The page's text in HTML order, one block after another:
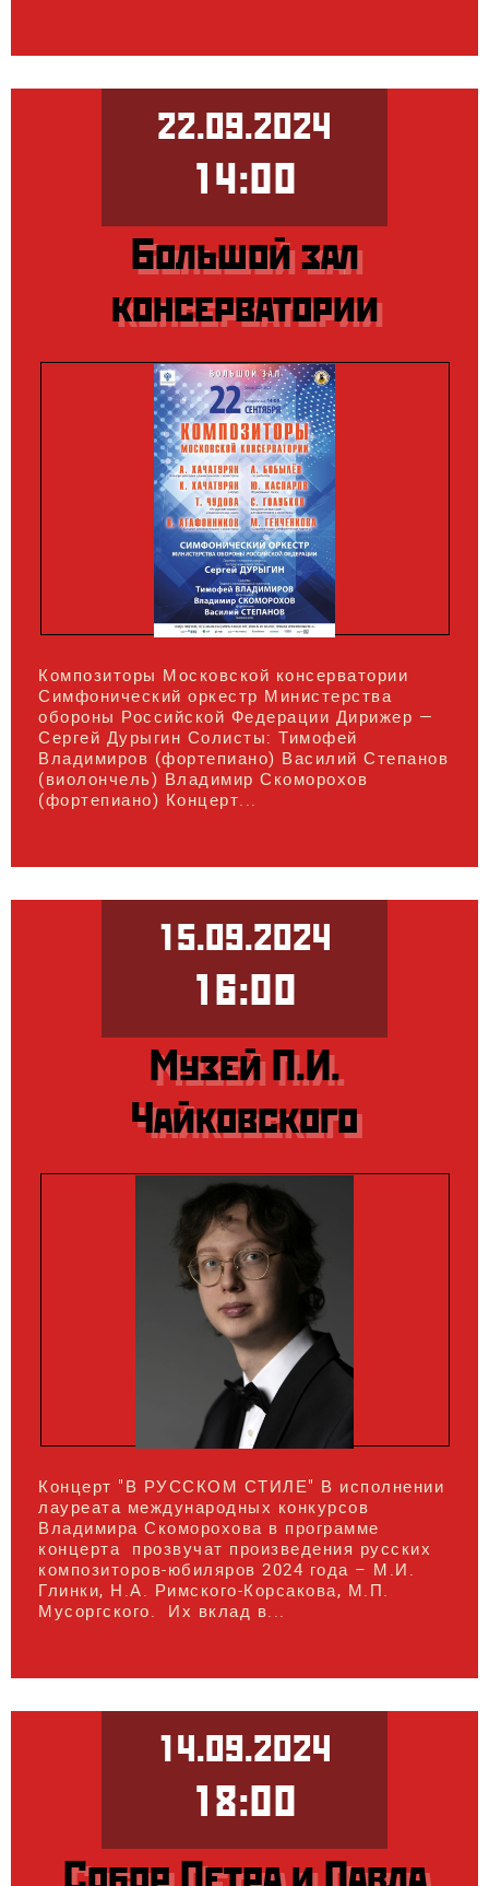
22.09.2024
14:00
Большой зал
консерватории
Композиторы Московской консерватории
Симфонический оркестр Министерства
обороны Российской Федерации Дирижер —
Сергей Дурыгин Солисты: Тимофей
Владимиров (фортепиано) Василий Степанов
(виолончель) Владимир Скоморохов
(фортепиано) Концерт...
15.09.2024
16:00
Музей П.И.
Чайковского
Концерт "В РУССКОМ СТИЛЕ" В исполнении
лауреата международных конкурсов
Владимира Скоморохова в программе
концерта прозвучат произведения русских
композиторов-юбиляров 2024 года – М.И.
Глинки, Н.А. Римского-Корсакова, М.П.
Мусоргского. Их вклад в...
14.09.2024
18:00
Собор Петра и Павла